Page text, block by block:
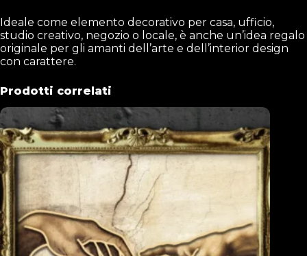
Ideale come elemento decorativo per casa, ufficio,
studio creativo, negozio o locale, è anche un’idea regalo
originale per gli amanti dell’arte e dell’interior design
con carattere.
Prodotti correlati